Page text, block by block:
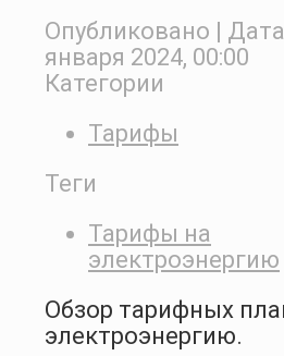
Опубликовано |
января 2024, 00:00
Категории
Тарифы
Теги
Тарифы на
электроэнергию
Обзор тарифных
электроэнергию.